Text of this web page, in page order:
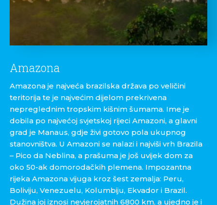
Amazona
Amazona je najveća brazilska država po veličini
teritorija te je najvećim dijelom prekrivena
nepreglednim tropskim kišnim šumama. Ime je
dobila po najvećoj svjetskoj rijeci Amazoni, a glavni
grad je Manaus, gdje živi gotovo pola ukupnog
stanovništva. U Amazoni se nalazi i najviši vrh Brazila
– Pico da Neblina, a prašuma je još uvijek dom za
oko 50-ak domorodačkih plemena. Impozantna
rijeka Amazona vijuga kroz šest zemalja: Peru,
Boliviju, Venezuelu, Kolumbiju, Ekvador i Brazil.
Dužina joj iznosi nevjerojatnih 6800 km, a ujedno je i